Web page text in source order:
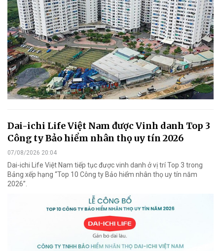
Dai-ichi Life Việt Nam được Vinh danh Top 3
Công ty Bảo hiểm nhân thọ uy tín 2026
07/08/2026 20:04
Dai-ichi Life Việt Nam tiếp tục được vinh danh ở vị trí Top 3 trong
Bảng xếp hạng “Top 10 Công ty Bảo hiểm nhân thọ uy tín năm
2026”.